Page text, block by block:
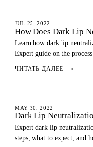
DARK LIPS
JUL 25, 2022
How Does Dark Lip
Learn how dark lip
Expert guide on the
ЧИТАТЬ ДАЛЕЕ⟶
AFTERCARE
MAY 30, 2022
Dark Lip
Expert dark lip
steps, what to expect, and